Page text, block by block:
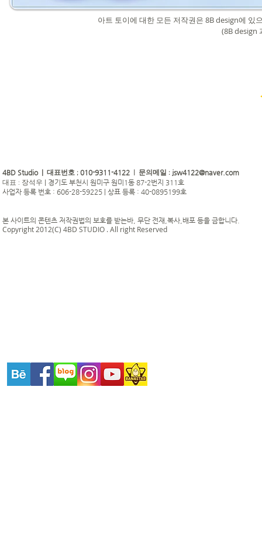
아트 토이에 대한 모든 저작권은 8B design에 있
(8B design
4BD Studio | 대표번호 ; 010-9311-4122 | 문의메일 : jsw4122@naver.com
대표 : 장석우
경기도 부천시 원미구 원미1동 87-2번지 311호
사업자 등록 번호 : 606-28-59225 | 상표 등록 : 40-0895199호
본 사이트의 콘텐츠 저작권법의 보호를 받는바, 무단 전재,복사,배포 등을 금합니다.
Copyright 2012(C) 4BD STUDIO . All right Reserved